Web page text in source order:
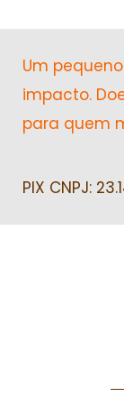
Um
impacto.
para quem
PIX CNPJ: